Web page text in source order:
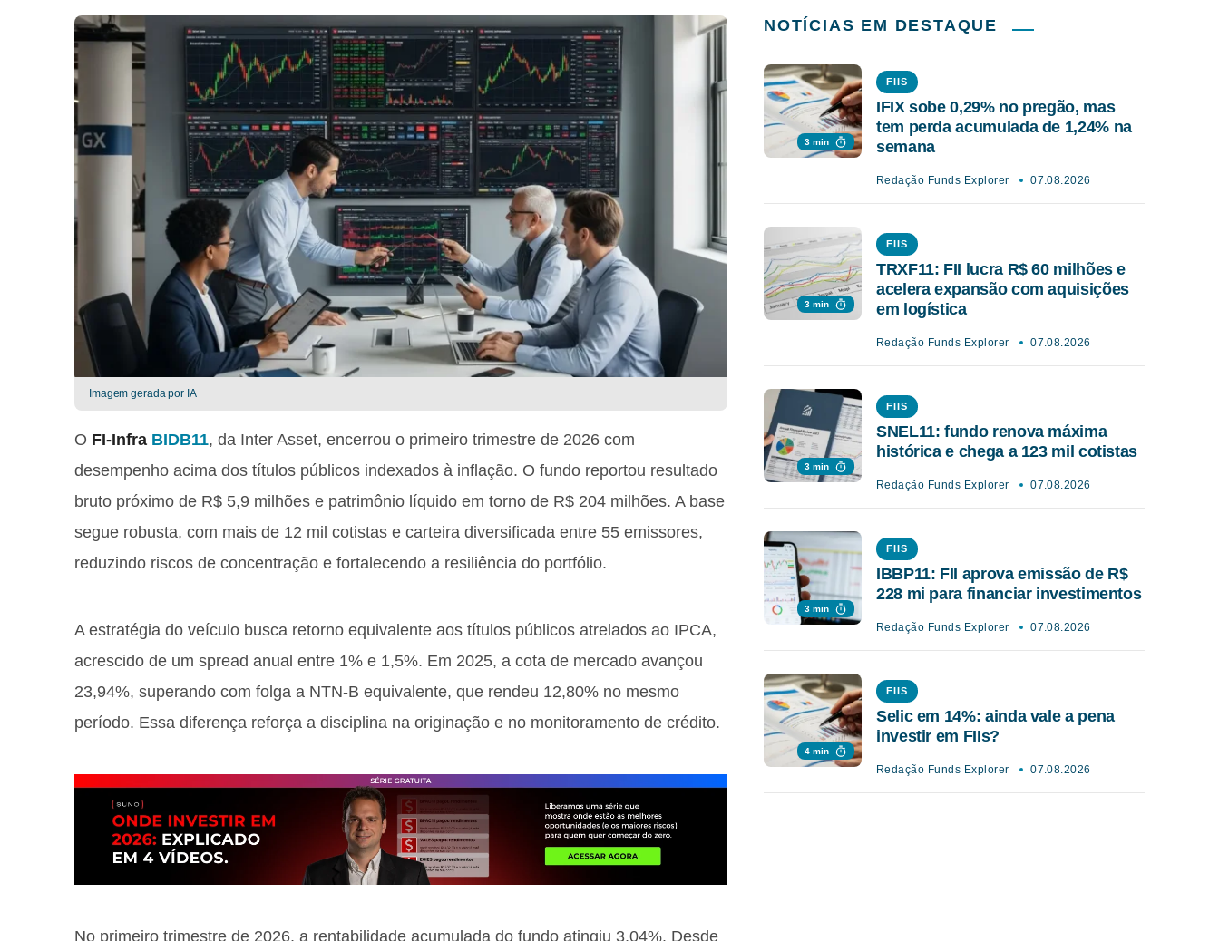
Imagem gerada por IA
O FI-Infra BIDB11, da Inter Asset, encerrou o primeiro trimestre de 2026 com
desempenho acima dos títulos públicos indexados à inflação. O fundo reportou resultado
bruto próximo de R$ 5,9 milhões e patrimônio líquido em torno de R$ 204 milhões. A base
segue robusta, com mais de 12 mil cotistas e carteira diversificada entre 55 emissores,
reduzindo riscos de concentração e fortalecendo a resiliência do portfólio.
A estratégia do veículo busca retorno equivalente aos títulos públicos atrelados ao IPCA,
acrescido de um spread anual entre 1% e 1,5%. Em 2025, a cota de mercado avançou
23,94%, superando com folga a NTN-B equivalente, que rendeu 12,80% no mesmo
período. Essa diferença reforça a disciplina na originação e no monitoramento de crédito.
No primeiro trimestre de 2026, a rentabilidade acumulada do fundo atingiu 3,04%. Desde
NOTÍCIAS EM DESTAQUE
3 min
FIIS
IFIX sobe 0,29% no pregão, mas
tem perda acumulada de 1,24% na
semana
Redação Funds Explorer 07.08.2026
3 min
FIIS
TRXF11: FII lucra R$ 60 milhões e
acelera expansão com aquisições
em logística
Redação Funds Explorer 07.08.2026
3 min
FIIS
SNEL11: fundo renova máxima
histórica e chega a 123 mil cotistas
Redação Funds Explorer 07.08.2026
3 min
FIIS
IBBP11: FII aprova emissão de R$
228 mi para financiar investimentos
Redação Funds Explorer 07.08.2026
4 min
FIIS
Selic em 14%: ainda vale a pena
investir em FIIs?
Redação Funds Explorer 07.08.2026